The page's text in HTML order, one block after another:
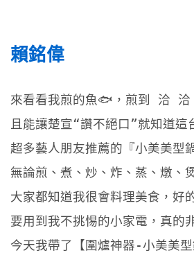
賴銘偉
來看看我煎的魚🐟，煎到 洽
且能讓楚宣“讚不絕口”就知道這
超多藝人朋友推薦的『小美美型
無論煎、煮、炒、炸、蒸、燉、
大家都知道我很會料理美食，好
要用到我不挑惕的小家電，真的
今天我帶了【圍爐神器-小美美